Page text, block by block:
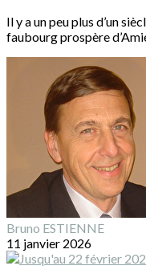
Il y a un peu plus d’un
faubourg prospère
Bruno ESTIENNE
11 janvier 2026